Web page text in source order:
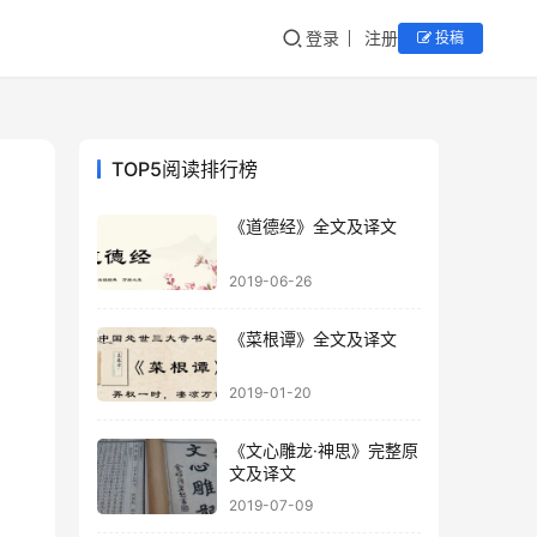
登录 注册 投稿
TOP5阅读排行榜
《道德经》全文及译文
2019-06-26
《菜根谭》全文及译文
2019-01-20
《文心雕龙·神思》完整原
文及译文
2019-07-09